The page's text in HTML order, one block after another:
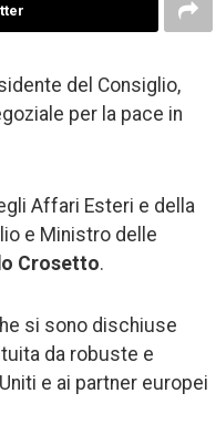
del Consiglio,
per la pace in
Affari Esteri e della
e Ministro delle
Crosetto.
si sono dischiuse
da robuste e
e ai partner europei